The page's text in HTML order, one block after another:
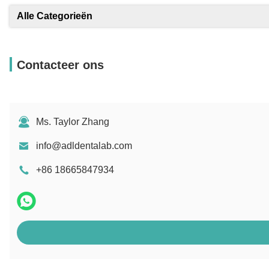
Alle Categorieën
Contacteer ons
Ms. Taylor Zhang
info@adldentalab.com
+86 18665847934